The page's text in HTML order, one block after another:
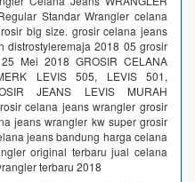
Standar Wrangler celana
big size. grosir celana jeans
distrostyleremaja 2018 05 grosir
Mei 2018 GROSIR CELANA
LEVIS 505, LEVIS 501,
JEANS LEVIS MURAH
celana jeans wrangler grosir
jeans wrangler kw super grosir
jeans bandung harga celana
original terbaru jual celana
terbaru 2018